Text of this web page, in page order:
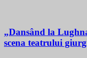
„Dansând la
scena teatrului